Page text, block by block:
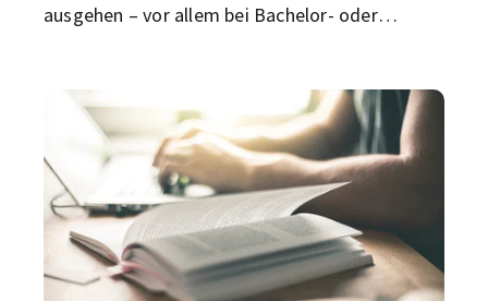
ausgehen – vor allem bei Bachelor- oder